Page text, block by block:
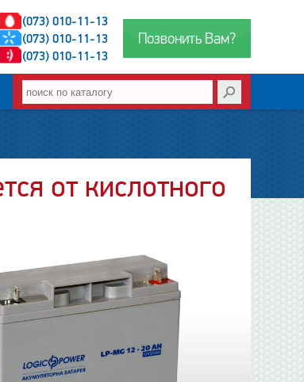
Позвонить Вам?
(073) 010-11-13
(073) 010-11-13
(073) 010-11-13
от кислотного